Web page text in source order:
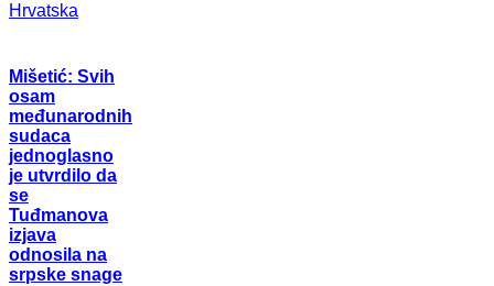
Hrvatska
Mišetić: Svih
osam
međunarodnih
sudaca
jednoglasno
je utvrdilo da
se
Tuđmanova
izjava
odnosila na
srpske snage